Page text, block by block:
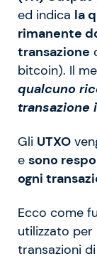
ed indica la
rimanente
transazione
bitcoin). Il
qualcuno
transazione
Gli UTXO
e sono
ogni
Ecco come
utilizzato per
transazioni